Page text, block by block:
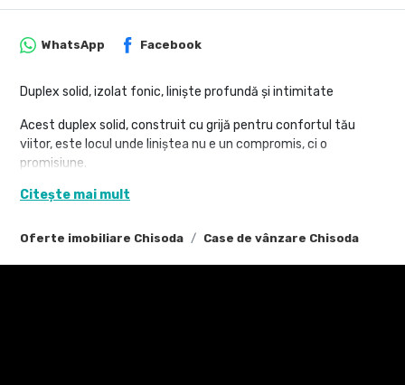
Oferte imobiliare Chisoda Case de vânzare Chisoda
WhatsApp Facebook
Duplex solid, izolat fonic, liniște profundă și intimitate
Acest duplex solid, construit cu grijă pentru confortul tău
viitor, este locul unde liniștea nu e un compromis, ci o
promisiune.
Datorită izolației duble față de peretele vecinului, te bucuri de
ferită de agitație.
Construit ca să reziste și să te protejeze:
Citește mai mult